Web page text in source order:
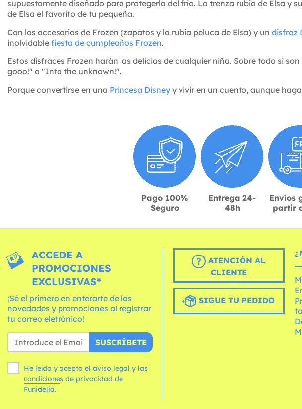
supuestamente diseñado para protegerla del frío. La trenza rubia de Elsa y
de Elsa el favorito de tu pequeña.
Con los accesorios de Frozen (zapatos y la rubia peluca de Elsa) y un disfraz
inolvidable fiesta de cumpleaños Frozen.
Estos disfraces Frozen harán las delicias de cualquier niña. Sobre todo si
gooo!" o "Into the unknown!".
Porque convertirse en una Princesa Disney y vivir en un cuento, aunque
Pago 100%
Seguro
Entrega 24-
48h
Envíos
partir
ACCEDE A
PROMOCIONES
EXCLUSIVAS*
¡Sé el primero en enterarte de las
novedades y promociones al registrar
tu correo eletrónico!
SUSCRÍBETE
He leído y acepto el aviso legal y las
condiciones
Funidelia.
ATENCIÓN AL
CLIENTE
SIGUE TU PEDIDO